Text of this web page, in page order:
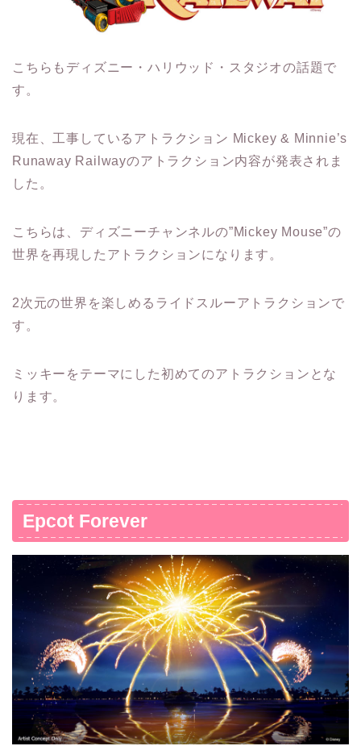
こちらもディズニー・ハリウッド・スタジオの話題で
す。
現在、工事しているアトラクション Mickey & Minnie’s
Runaway Railwayのアトラクション内容が発表されま
した。
こちらは、ディズニーチャンネルの”Mickey Mouse”の
世界を再現したアトラクションになります。
2次元の世界を楽しめるライドスルーアトラクションで
す。
ミッキーをテーマにした初めてのアトラクションとな
ります。
Epcot Forever